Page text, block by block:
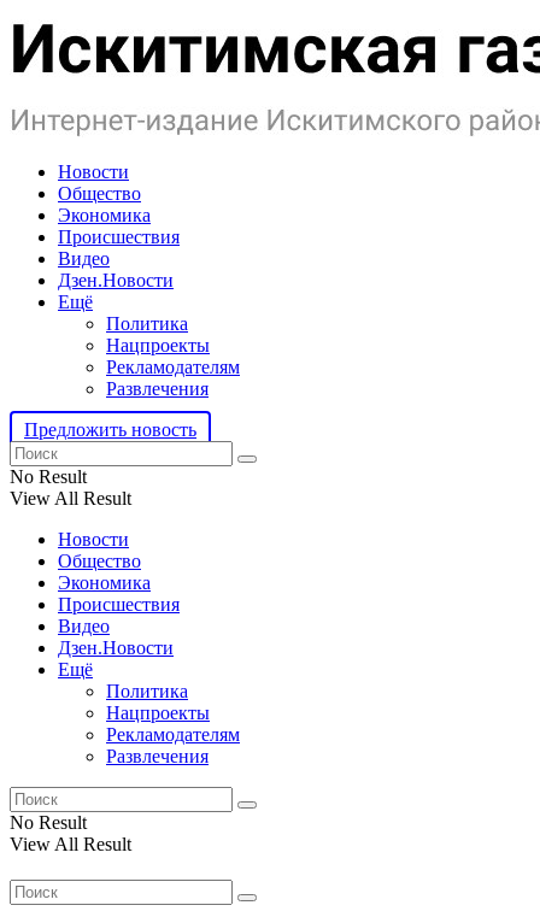
Новости
Общество
Экономика
Происшествия
Видео
Дзен.Новости
Ещё
Политика
Нацпроекты
Рекламодателям
Развлечения
Предложить новость
No Result
View All Result
Новости
Общество
Экономика
Происшествия
Видео
Дзен.Новости
Ещё
Политика
Нацпроекты
Рекламодателям
Развлечения
No Result
View All Result